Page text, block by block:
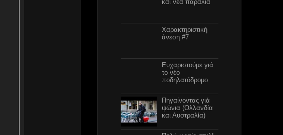
Ποδηλατόδρομοι
Χαρακτηριστική
Ευχαριστούμε γιά
το νέο
Πηγαίνοντας γιά
ψώνια (Ολλανδία